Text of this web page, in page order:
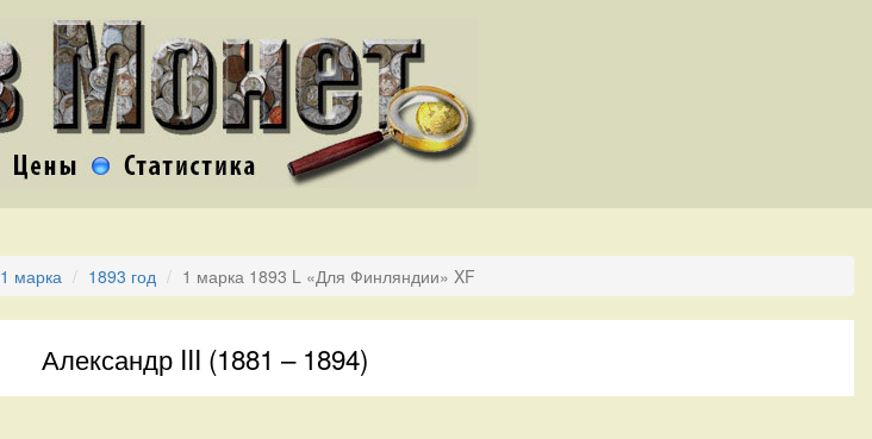
1 марка 1893 год 1 марка 1893 L «Для Финляндии» XF
Александр III (1881 – 1894)